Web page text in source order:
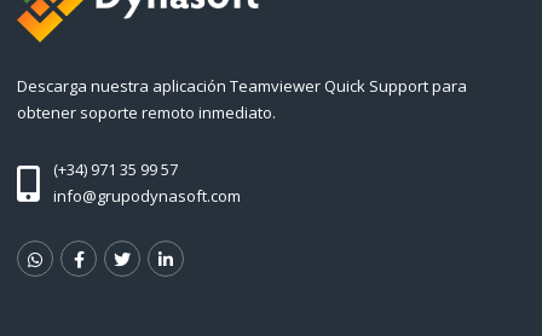
Descarga nuestra aplicación Teamviewer Quick Support para
obtener soporte remoto inmediato.
(+34) 971 35 99 57
info@grupodynasoft.com